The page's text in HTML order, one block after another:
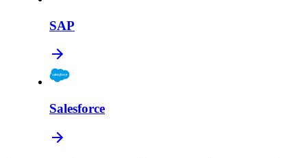
SAP
Salesforce